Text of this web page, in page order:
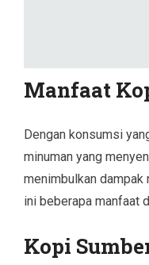
Manfaat
Dengan konsumsi
minuman yang
menimbulkan
ini beberapa manfaat
Kopi